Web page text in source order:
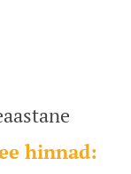
hinnad: